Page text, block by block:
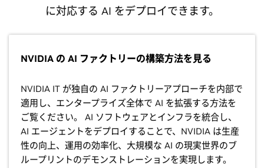
に対応する AI をデプロイできます。
NVIDIA の AI ファクトリーの構築方法を見る
NVIDIA IT が独自の AI ファクトリーアプローチを内部で
適用し、エンタープライズ全体で AI を拡張する方法を
ご覧ください。 AI ソフトウェアとインフラを統合し、
AI エージェントをデプロイすることで、NVIDIA は生産
性の向上、運用の効率化、大規模な AI の現実世界のブ
ループリントのデモンストレーションを実現します。